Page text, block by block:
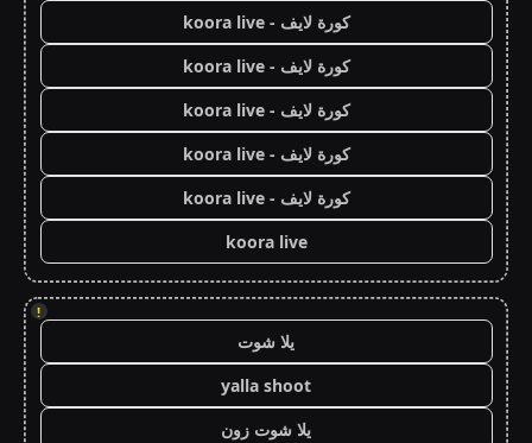
كورة لايف - koora live
كورة لايف - koora live
كورة لايف - koora live
كورة لايف - koora live
كورة لايف - koora live
koora live
!
يلا شوت
yalla shoot
يلا شوت زون